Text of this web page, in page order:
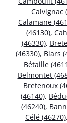
Calvignac
Calamane
(46130),
(46330),
(46330), Blars
Bétaille
Belmontet
Bretenoux
(46140),
(46240),
Célé (46270),